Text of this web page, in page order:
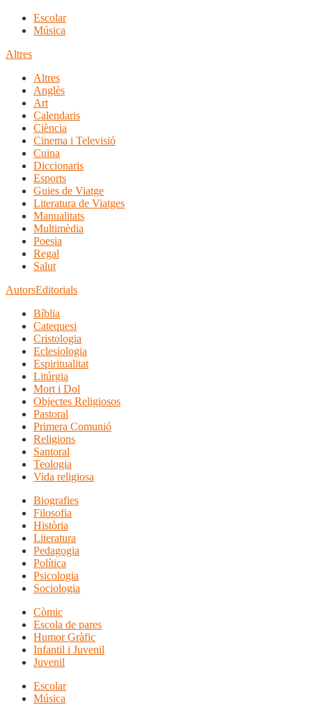
Escolar
Música
Altres
Altres
Anglès
Art
Calendaris
Ciència
Cinema i Televisió
Cuina
Diccionaris
Esports
Guies de Viatge
Literatura de Viatges
Manualitats
Multimèdia
Poesia
Regal
Salut
AutorsEditorials
Bíblia
Catequesi
Cristologia
Eclesiologia
Espiritualitat
Litúrgia
Mort i Dol
Objectes Religiosos
Pastoral
Primera Comunió
Religions
Santoral
Teologia
Vida religiosa
Biografies
Filosofia
Història
Literatura
Pedagogia
Política
Psicologia
Sociologia
Còmic
Escola de pares
Humor Gràfic
Infantil i Juvenil
Juvenil
Escolar
Música